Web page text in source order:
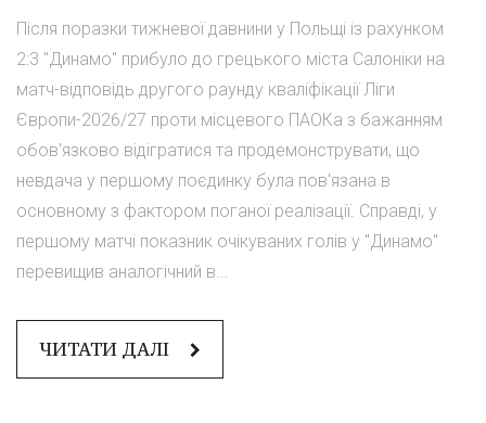
Після поразки тижневої давнини у Польщі із рахунком
2:3 "Динамо" прибуло до грецького міста Салоніки на
матч-відповідь другого раунду кваліфікації Ліги
Європи-2026/27 проти місцевого ПАОКа з бажанням
обов'язково відігратися та продемонструвати, що
невдача у першому поєдинку була пов'язана в
основному з фактором поганої реалізації. Справді, у
першому матчі показник очікуваних голів у "Динамо"
перевищив аналогічний в...
ЧИТАТИ ДАЛІ